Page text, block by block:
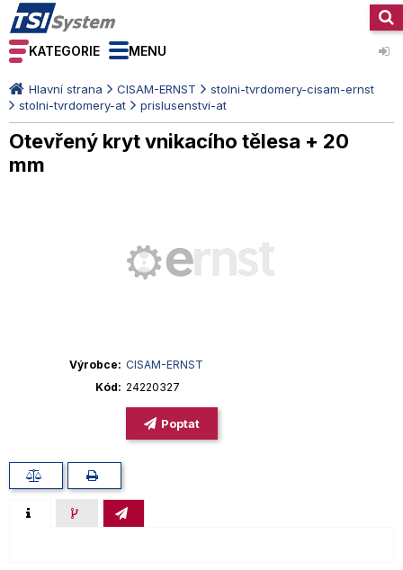
KATEGORIE MENU
Hlavní strana CISAM-ERNST
stolni-tvrdomery-cisam-ernst
stolni-tvrdomery-at
prislusenstvi-at
Otevřený kryt vnikacího tělesa + 20
mm
Výrobce
CISAM-ERNST
Kód
24220327
Poptat